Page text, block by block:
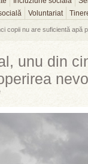
Voluntariat
copii nu are suficientă apă
unu din